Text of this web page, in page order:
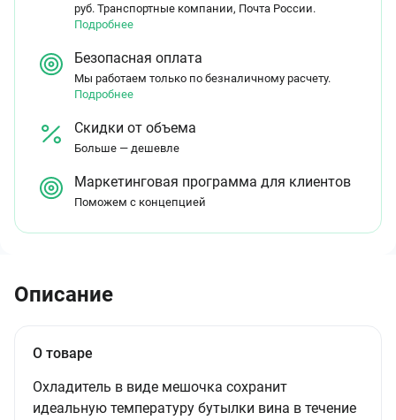
руб. Транспортные компании, Почта России.
Подробнее
Безопасная оплата
Мы работаем только по безналичному расчету.
Подробнее
Скидки от объема
Больше — дешевле
Маркетинговая программа для клиентов
Поможем с концепцией
Описание
О товаре
Охладитель в виде мешочка сохранит
идеальную температуру бутылки вина в течение